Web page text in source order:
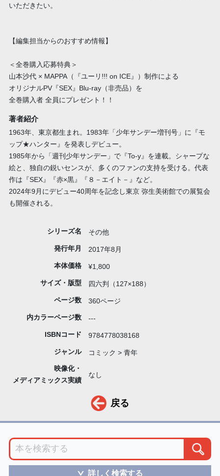
いただきたい。
【編集担当からのおすすめ情報】
＜全巻購入応募特典＞
山本沙代 × MAPPA（『ユーリ!!! on ICE』）制作による
オリジナルPV『SEX』Blu-ray（非売品）を
全巻購入者 全員にプレゼント！！
著者紹介
1963年、東京都生まれ。1983年「少年サンデー増刊号」に『モ
ップ★ハンター』を発表しデビュー。
1985年から「週刊少年サンデー」で『To-y』を連載。シャープな
絵と、独自の鋭いセンスが、多くのファンの支持を受ける。代表
作は『SEX』『赤×黒』『８－エイト－』など。
2024年9月にデビュー40周年を記念し東京 弥生美術館での展覧会
も開催される。
シリーズ名 その他
発行年月 2017年8月
本体価格 ¥1,800
サイズ・版型 四六判（127×188）
ページ数 360ページ
内カラーページ数 ---
ISBNコード 9784778038168
ジャンル コミック > 青年
映像化・
メディアミックス実績
なし
戻る
＞ 詳しく検索する